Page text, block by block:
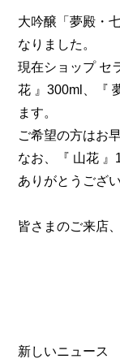
大吟醸「夢殿・
なりました。
現在ショップ セ
花 』300ml、『
ます。
ご希望の方はお
なお、『 山花 』
ありがとうござ
皆さまのご来店
新しいニュース